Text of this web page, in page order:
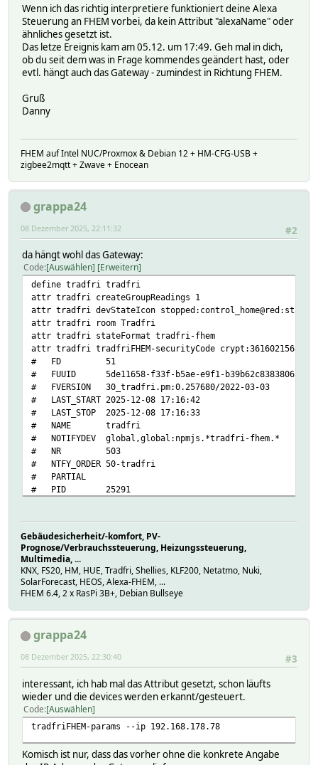
# battery -1
# bri -1
# colormode
# ct -1
# devtype
# dynamics_status
# hue -1
# lastseen
# pct -1
# reachable
# rgb
# v2effect
# xy
#
setstate HUEDevice65549 dim43%
setstate HUEDevice65549 2025-12-08 16:54:45 IODev tradfri
setstate HUEDevice65549 2025-12-04 17:17:46 bri 119
setstate HUEDevice65549 2025-12-05 17:49:34 onoff 1
setstate HUEDevice65549 2025-12-05 17:49:34 pct 47
setstate HUEDevice65549 2025-12-04 17:17:46 reachable 1
setstate HUEDevice65549 2025-12-05 17:49:34 state dim43%
Wenn ich das richtig interpretiere funktioniert deine Alexa
Steuerung an FHEM vorbei, da kein Attribut "alexaName" oder
ähnliches gesetzt ist.
Das letze Ereignis kam am 05.12. um 17:49. Geh mal in dich,
ob du seit dem was in Frage kommendes geändert hast, oder
evtl. hängt auch das Gateway - zumindest in Richtung FHEM.
Gruß
Danny
FHEM auf Intel NUC/Proxmox & Debian 12 + HM-CFG-USB +
zigbee2mqtt + Zwave + Enocean
grappa24
#2
08 Dezember 2025, 22:11:32
da hängt wohl das Gateway:
Code Auswählen Erweitern
define tradfri tradfri
attr tradfri createGroupReadings 1
attr tradfri devStateIcon stopped:control_home@red:start
attr tradfri room Tradfri
attr tradfri stateFormat tradfri-fhem
attr tradfri tradfriFHEM-securityCode
# FD 51
# FUUID 5de11658-f33f-b5ae-e9f1-b39b62c83838065a
# FVERSION 30_tradfri.pm:0.257680/2022-03-03
# LAST_START 2025-12-08 17:16:42
# LAST_STOP 2025-12-08 17:16:33
# NAME tradfri
# NOTIFYDEV global,global:npmjs.*tradfri-fhem.*
# NR 503
# NTFY_ORDER 50-tradfri
# PARTIAL
# PID 25291
# eventCount 4
# tradfri-fhem version 0.1.9
# CoProcess:
# cmdFn tradfri_getCmd
# name tradfri-fhem
# READINGS:
# 2025-12-08 17:16:42 tradfri-fhem running /usr/
# helper:
# scenes:
#
setstate tradfri running /usr/local/bin/tradfri-fhem
setstate tradfri 2025-12-08 17:16:42 tradfri-fhem
Gebäudesicherheit/-komfort, PV-
Prognose/Verbrauchssteuerung, Heizungssteuerung,
Multimedia, ...
KNX, FS20, HM, HUE, Tradfri, Shellies, KLF200, Netatmo, Nuki,
SolarForecast, HEOS, Alexa-FHEM, ...
FHEM 6.4, 2 x RasPi 3B+, Debian Bullseye
grappa24
#3
08 Dezember 2025, 22:30:40
interessant, ich hab mal das Attribut gesetzt, schon läufts
wieder und die devices werden erkannt/gesteuert.
Code Auswählen
tradfriFHEM-params --ip 192.168.178.78
Komisch ist nur, dass das vorher ohne die konkrete Angabe